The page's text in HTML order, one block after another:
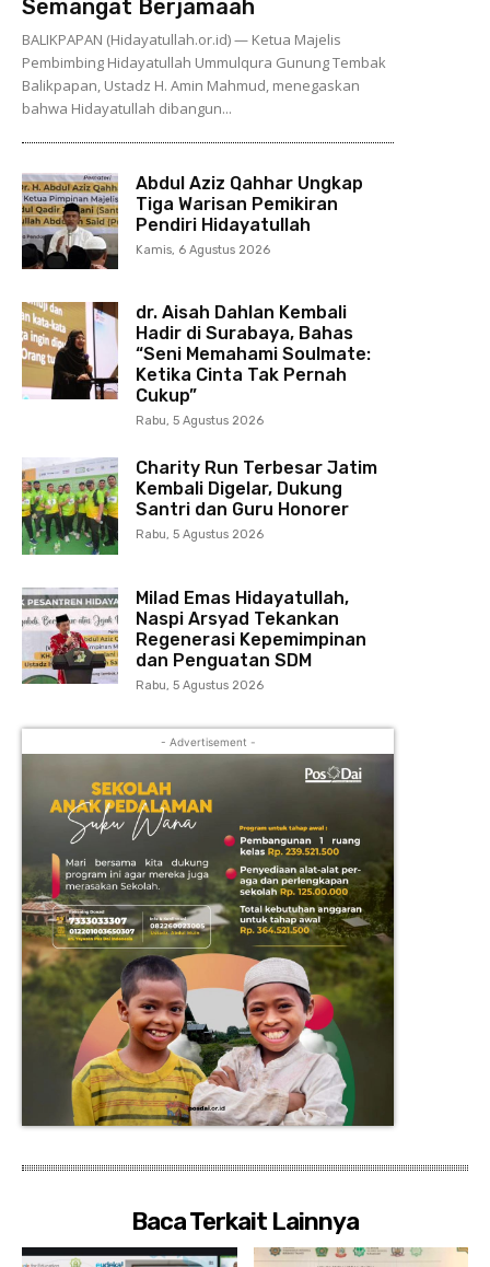
Semangat Berjamaah
BALIKPAPAN (Hidayatullah.or.id) — Ketua Majelis
Pembimbing Hidayatullah Ummulqura Gunung Tembak
Balikpapan, Ustadz H. Amin Mahmud, menegaskan
bahwa Hidayatullah dibangun...
Abdul Aziz Qahhar Ungkap
Tiga Warisan Pemikiran
Pendiri Hidayatullah
Kamis, 6 Agustus 2026
dr. Aisah Dahlan Kembali
Hadir di Surabaya, Bahas
“Seni Memahami Soulmate:
Ketika Cinta Tak Pernah
Cukup”
Rabu, 5 Agustus 2026
Charity Run Terbesar Jatim
Kembali Digelar, Dukung
Santri dan Guru Honorer
Rabu, 5 Agustus 2026
Milad Emas Hidayatullah,
Naspi Arsyad Tekankan
Regenerasi Kepemimpinan
dan Penguatan SDM
Rabu, 5 Agustus 2026
- Advertisement -
Baca Terkait Lainnya